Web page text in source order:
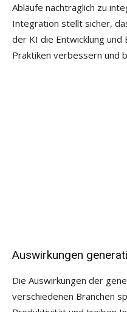
Abläufe nachträglich zu
Integration stellt sicher,
der KI die Entwicklung und
Praktiken verbessern und
Auswirkungen
Die Auswirkungen der
verschiedenen Branchen